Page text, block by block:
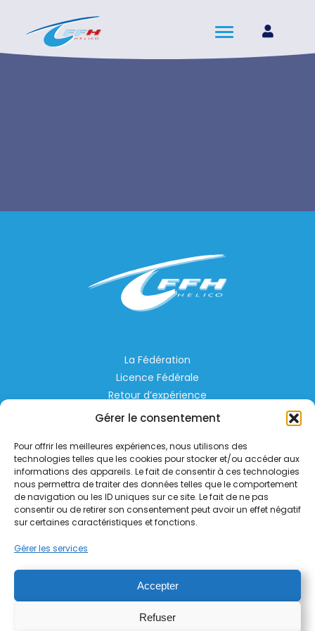
Gérer le consentement
Pour offrir les meilleures expériences, nous utilisons des
technologies telles que les cookies pour stocker et/ou accéder aux
informations des appareils. Le fait de consentir à ces technologies
nous permettra de traiter des données telles que le comportement
de navigation ou les ID uniques sur ce site. Le fait de ne pas
consentir ou de retirer son consentement peut avoir un effet négatif
sur certaines caractéristiques et fonctions.
Gérer les services
Accepter
Refuser
La Fédération
Licence Fédérale
Retour d’expérience
Espace Privé
Liens Utiles
Aérodrome de Lognes Emerainville
77185 LOGNES
contact@helico.org